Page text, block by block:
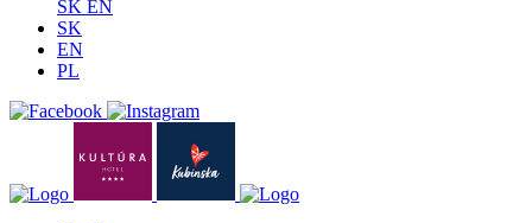
SK EN
SK
EN
PL